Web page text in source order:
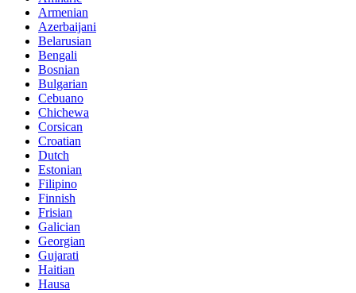
Armenian
Azerbaijani
Belarusian
Bengali
Bosnian
Bulgarian
Cebuano
Chichewa
Corsican
Croatian
Dutch
Estonian
Filipino
Finnish
Frisian
Galician
Georgian
Gujarati
Haitian
Hausa